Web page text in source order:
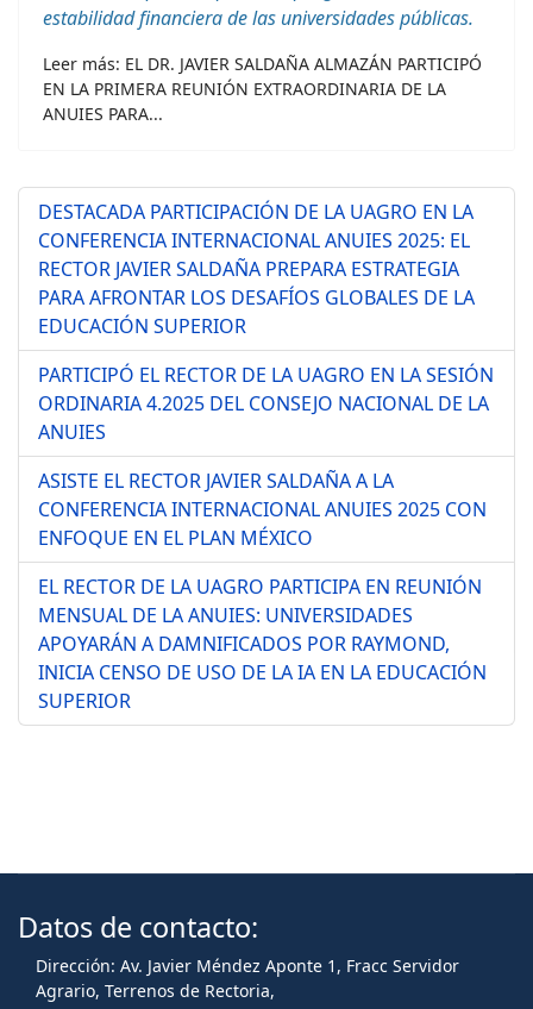
estabilidad financiera de las universidades públicas.
Leer más: EL DR. JAVIER SALDAÑA ALMAZÁN PARTICIPÓ
EN LA PRIMERA REUNIÓN EXTRAORDINARIA DE LA
ANUIES PARA...
DESTACADA PARTICIPACIÓN DE LA UAGRO EN LA
CONFERENCIA INTERNACIONAL ANUIES 2025: EL
RECTOR JAVIER SALDAÑA PREPARA ESTRATEGIA
PARA AFRONTAR LOS DESAFÍOS GLOBALES DE LA
EDUCACIÓN SUPERIOR
PARTICIPÓ EL RECTOR DE LA UAGRO EN LA SESIÓN
ORDINARIA 4.2025 DEL CONSEJO NACIONAL DE LA
ANUIES
ASISTE EL RECTOR JAVIER SALDAÑA A LA
CONFERENCIA INTERNACIONAL ANUIES 2025 CON
ENFOQUE EN EL PLAN MÉXICO
EL RECTOR DE LA UAGRO PARTICIPA EN REUNIÓN
MENSUAL DE LA ANUIES: UNIVERSIDADES
APOYARÁN A DAMNIFICADOS POR RAYMOND,
INICIA CENSO DE USO DE LA IA EN LA EDUCACIÓN
SUPERIOR
Datos de contacto:
Dirección: Av. Javier Méndez Aponte 1, Fracc Servidor
Agrario, Terrenos de Rectoria,